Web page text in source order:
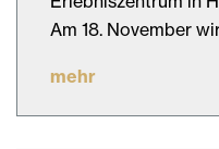
Am 18. November
mehr